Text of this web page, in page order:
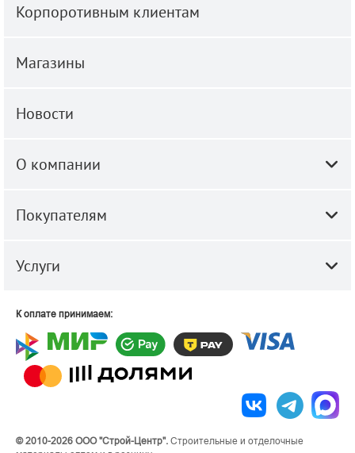
Корпоротивным клиентам
Магазины
Новости
О компании
Покупателям
Услуги
К оплате принимаем:
© 2010-2026 ООО "Строй-Центр". Строительные и отделочные